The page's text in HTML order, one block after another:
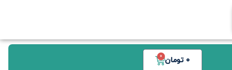
0 تومان 0